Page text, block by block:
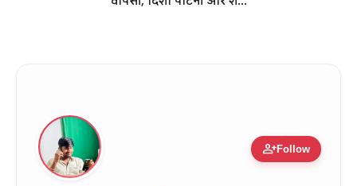
person_addFollow